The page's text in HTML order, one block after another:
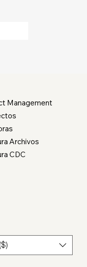
Management
Archivos
CDC